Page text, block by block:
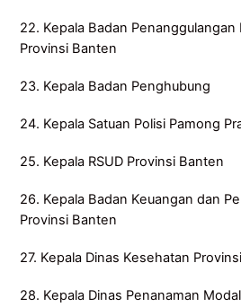
22. Kepala Badan Penanggulangan
Provinsi Banten
23. Kepala Badan Penghubung
24. Kepala Satuan Polisi Pamong
25. Kepala RSUD Provinsi Banten
26. Kepala Badan Keuangan dan
Provinsi Banten
27. Kepala Dinas Kesehatan
28. Kepala Dinas Penanaman